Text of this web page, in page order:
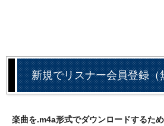
新規でリスナー会員登録（
楽曲を.m4a形式でダウンロードするた